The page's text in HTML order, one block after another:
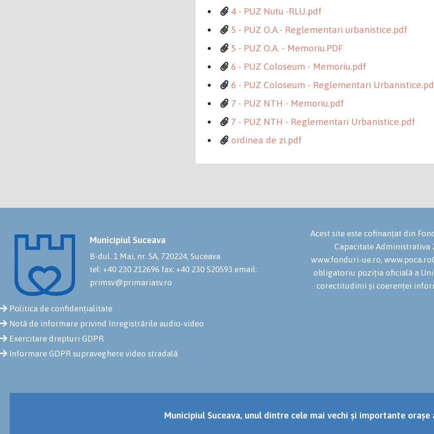
4 - PUZ Nutu -RLU.pdf
5 - PUZ O.A.- Reglementari urbanistice.pdf
5 - PUZ O.A. - Memoriu.PDF
6 - PUZ Coloseum - Memoriu.pdf
6 - PUZ Coloseum - Reglementari
7 - PUZ NTH - Memoriu.pdf
7 - PUZ NTH - Reglementari Urbanistice.pdf
ordinea de zi.pdf
Municipiul Suceava
B-dul. 1 Mai, nr. 5A, 720224, Suceava
tel: +40 230 212696 fax: +40 230 520593 email:
primsv@primariasv.ro
Politica de confidențialitate
Notă de informare privind înregistrările audio-video
Exercitare drepturi GDPR
Informare GDPR supraveghere video stradală
Acest site este cofinanțat din
Capacitate Administrativa
www.fonduri-ue.ro,
obligatoriu poziția oficială a
corectitudinii și coerenței
Municipiul Suceava, unul dintre cele mai vechi și importante orașe